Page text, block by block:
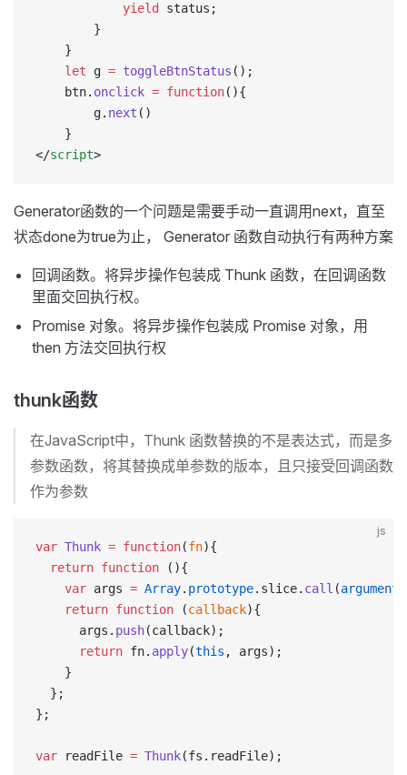
			yield
status;
		}
	}
	let
g = toggleBtnStatus ();
	btn.
onclick = function(){
		g.
next ()
	}
</script>
Generator函数的一个问题是需要手动一直调用next，直至
状态done为true为止， Generator 函数自动执行有两种方案
回调函数。将异步操作包装成 Thunk 函数，在回调函数
里面交回执行权。
Promise 对象。将异步操作包装成 Promise 对象，用
then 方法交回执行权
thunk函数
在JavaScript中，Thunk 函数替换的不是表达式，而是多
参数函数，将其替换成单参数的版本，且只接受回调函数
作为参数
js
var Thunk = function(fn){
  return
function (){
    var
args = Array. prototype.slice. call (arguments
    return
function (callback){
      args.
push(callback);
      return
fn. apply(this , args);
    }
  };
};
var readFile = Thunk(fs.readFile);